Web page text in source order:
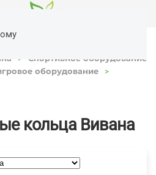
Спортивное оборудование
оборудование
кольца Вивана